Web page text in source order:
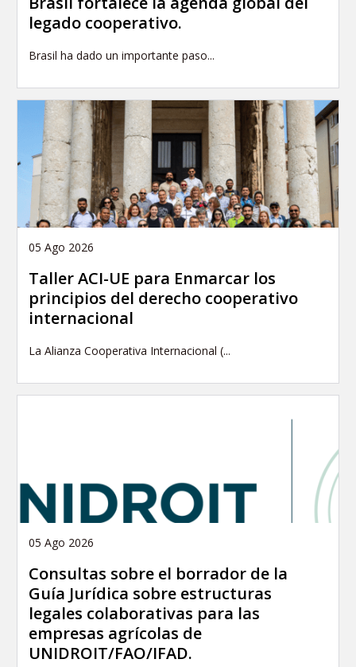
legado cooperativo.
Brasil ha dado un importante paso...
05 Ago 2026
Taller ACI-UE para Enmarcar los
principios del derecho cooperativo
internacional
La Alianza Cooperativa Internacional (...
05 Ago 2026
Consultas sobre el borrador de la
Guía Jurídica sobre estructuras
legales colaborativas para las
empresas agrícolas de
UNIDROIT/FAO/IFAD.